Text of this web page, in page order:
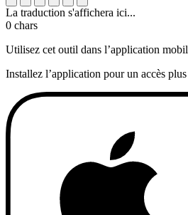
La traduction s'affichera ici...
0 chars
Utilisez cet outil dans l’application
Installez l’application pour un accès